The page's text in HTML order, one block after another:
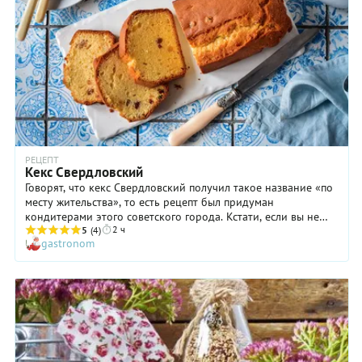
РЕЦЕПТ
Кекс Свердловский
Говорят, что кекс Свердловский получил такое название «по
месту жительства», то есть рецепт был придуман
кондитерами этого советского города. Кстати, если вы не
знаете, то так в СССР назывался современный Екатеринбург.
Имя города изменилось, но кекс для поклонников так и
остался «Свердловским». Многие отмечают его сходство со
«Столичным», хотя отличия, конечно есть. Нам кажется, что,
благодаря сгущенному молоку в составе, текстура
«Свердловского» получается более плотной, а во вкусе явно
слышатся сливочные ноты. Попробуйте приготовить этот
кекс и сравнить сами! Но с уверенностью можно сказать, что
кекс Свердловский точно не останется незамеченным на
5 (4) 2 ч
gastronom